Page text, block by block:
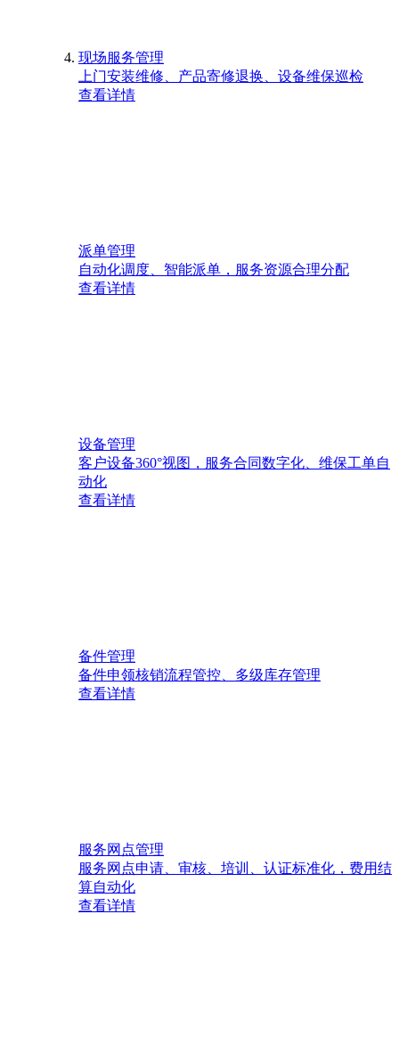
现场服务管理
上门安装维修、产品寄修退换、设备维保巡检
查看详情
派单管理
自动化调度、智能派单，服务资源合理分配
查看详情
设备管理
客户设备360°视图，服务合同数字化、维保工单自
动化
查看详情
备件管理
备件申领核销流程管控、多级库存管理
查看详情
服务网点管理
服务网点申请、审核、培训、认证标准化，费用结
算自动化
查看详情